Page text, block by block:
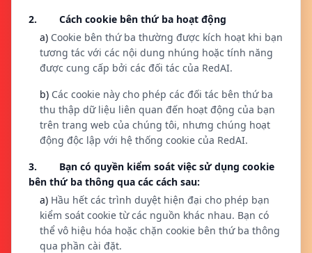
2. Cách cookie bên thứ ba hoạt động
a) Cookie bên thứ ba thường được kích hoạt khi bạn
tương tác với các nội dung nhúng hoặc tính năng
được cung cấp bởi các đối tác của RedAI.
b) Các cookie này cho phép các đối tác bên thứ ba
thu thập dữ liệu liên quan đến hoạt động của bạn
trên trang web của chúng tôi, nhưng chúng hoạt
động độc lập với hệ thống cookie của RedAI.
3. Bạn có quyền kiểm soát việc sử dụng cookie
bên thứ ba thông qua các cách sau:
a) Hầu hết các trình duyệt hiện đại cho phép bạn
kiểm soát cookie từ các nguồn khác nhau. Bạn có
thể vô hiệu hóa hoặc chặn cookie bên thứ ba thông
qua phần cài đặt.